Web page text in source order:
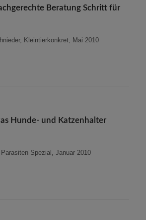
Beratung Schritt für
Kleintierkonkret, Mai 2010
Hunde- und Katzenhalter
Spezial, Januar 2010